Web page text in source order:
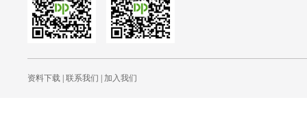
资料下载 联系我们 加入我们